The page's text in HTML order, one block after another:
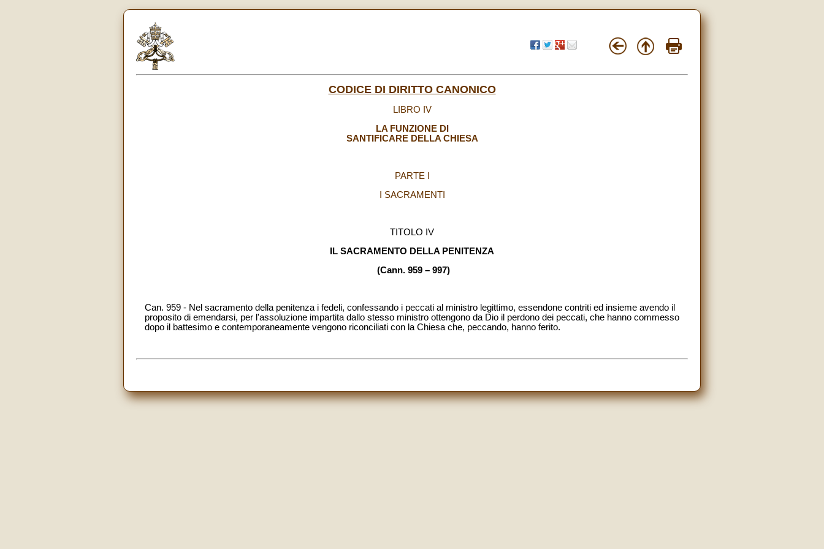
CODICE DI DIRITTO CANONICO
LIBRO IV
LA FUNZIONE DI
SANTIFICARE DELLA CHIESA
PARTE I
I SACRAMENTI
TITOLO IV
IL SACRAMENTO DELLA PENITENZA
(Cann. 959 – 997)
Can. 959 - Nel sacramento della penitenza i fedeli, confessando i peccati al ministro legittimo, essendone contriti ed insieme avendo il
proposito di emendarsi, per l'assoluzione impartita dallo stesso ministro ottengono da Dio il perdono dei peccati, che hanno commesso
dopo il battesimo e contemporaneamente vengono riconciliati con la Chiesa che, peccando, hanno ferito.